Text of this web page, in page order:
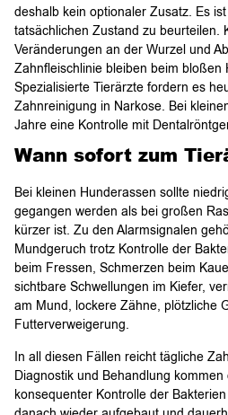
deshalb kein optionaler Zusatz. Es
tatsächlichen Zustand zu beurteilen.
Veränderungen an der Wurzel und
Zahnfleischlinie bleiben beim bloßen
Spezialisierte Tierärzte fordern es
Zahnreinigung in Narkose. Bei
Jahre eine Kontrolle mit
Wann sofort zum
Bei kleinen Hunderassen sollte
gegangen werden als bei großen
kürzer ist. Zu den Alarmsignalen
Mundgeruch trotz Kontrolle der
beim Fressen, Schmerzen beim
sichtbare Schwellungen im Kiefer,
am Mund, lockere Zähne, plötzliche
Futterverweigerung.
In all diesen Fällen reicht tägliche
Diagnostik und Behandlung
konsequenter Kontrolle der